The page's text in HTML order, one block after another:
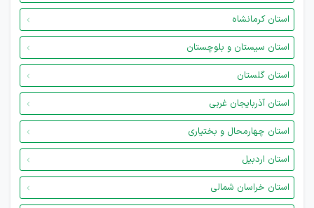
استان کرمانشاه
استان سیستان و بلوچستان
استان گلستان
استان آذربایجان غربی
استان چهارمحال و بختیاری
استان اردبیل
استان خراسان شمالی